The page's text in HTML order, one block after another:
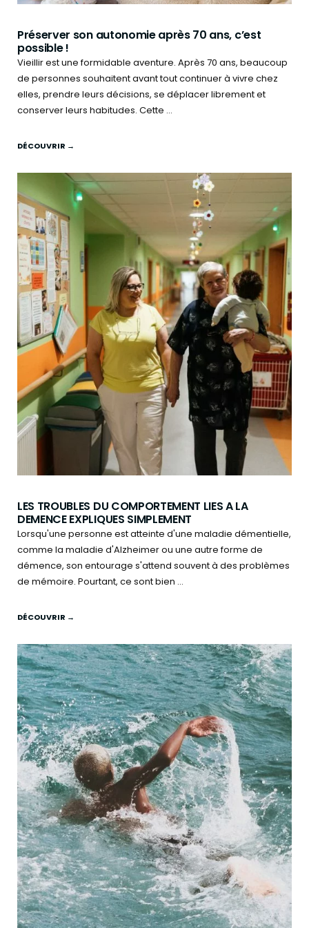
Préserver son autonomie après 70 ans, c’est
possible !
Vieillir est une formidable aventure. Après 70 ans, beaucoup
de personnes souhaitent avant tout continuer à vivre chez
elles, prendre leurs décisions, se déplacer librement et
conserver leurs habitudes. Cette ...
DÉCOUVRIR →
LES TROUBLES DU COMPORTEMENT LIES A LA
DEMENCE EXPLIQUES SIMPLEMENT
Lorsqu'une personne est atteinte d'une maladie démentielle,
comme la maladie d'Alzheimer ou une autre forme de
démence, son entourage s'attend souvent à des problèmes
de mémoire. Pourtant, ce sont bien ...
DÉCOUVRIR →